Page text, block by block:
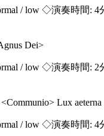
/ low ◇演奏時間: 4
Dei>
/ low ◇演奏時間: 2
Lux aeterna
/ low ◇演奏時間: 4